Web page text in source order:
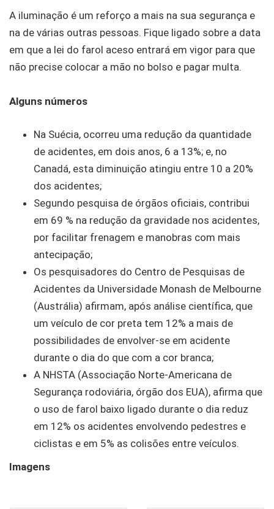
A iluminação é um reforço a mais na sua segurança e
na de várias outras pessoas. Fique ligado sobre a data
em que a lei do farol aceso entrará em vigor para que
não precise colocar a mão no bolso e pagar multa.
Alguns números
Na Suécia, ocorreu uma redução da quantidade
de acidentes, em dois anos, 6 a 13%; e, no
Canadá, esta diminuição atingiu entre 10 a 20%
dos acidentes;
Segundo pesquisa de órgãos oficiais, contribui
em 69 % na redução da gravidade nos acidentes,
por facilitar frenagem e manobras com mais
antecipação;
Os pesquisadores do Centro de Pesquisas de
Acidentes da Universidade Monash de Melbourne
(Austrália) afirmam, após análise científica, que
um veículo de cor preta tem 12% a mais de
possibilidades de envolver-se em acidente
durante o dia do que com a cor branca;
A NHSTA (Associação Norte-Americana de
Segurança rodoviária, órgão dos EUA), afirma que
o uso de farol baixo ligado durante o dia reduz
em 12% os acidentes envolvendo pedestres e
ciclistas e em 5% as colisões entre veículos.
Imagens